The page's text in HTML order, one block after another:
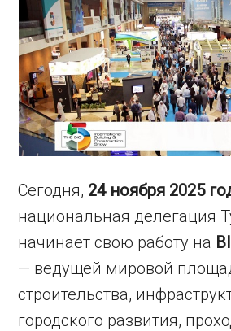
Сегодня, 24 ноября 2025
национальная делегация
начинает свою работу на
— ведущей мировой
строительства,
городского развития,